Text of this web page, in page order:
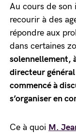
Au cours de son
recourir à des
répondre aux
dans certaines
solennellement,
directeur général
commencé à
s’organiser en
Ce à quoi M.